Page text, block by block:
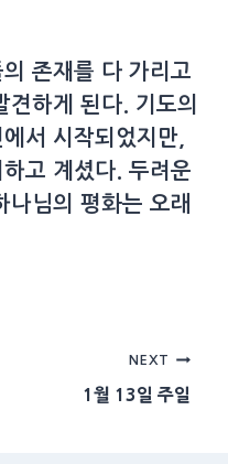
존재를 다 가리고
하게 된다. 기도의
서 시작되었지만,
고 계셨다. 두려운
나님의 평화는 오래
NEXT
1월 13일 주일